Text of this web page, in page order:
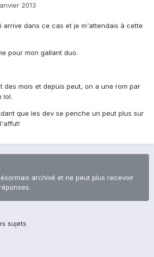
2013
arrive dans ce cas et je m'attendais à cette
pour mon gallant duo.
des mois et depuis peut, on a une rom par
lol.
que les dev se penche un peut plus sur
archivé et ne peut plus recevoir
sujets